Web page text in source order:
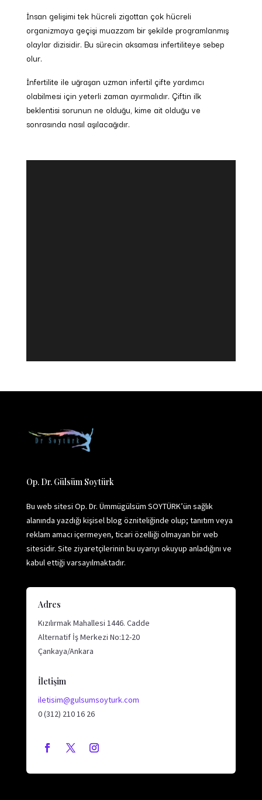
İnsan gelişimi tek hücreli zigottan çok hücreli
organizmaya geçişi muazzam bir şekilde programlanmış
olaylar dizisidir. Bu sürecin aksaması infertiliteye sebep
olur.
İnfertilite ile uğraşan uzman infertil çifte yardımcı
olabilmesi için yeterli zaman ayırmalıdır. Çiftin ilk
beklentisi sorunun ne olduğu, kime ait olduğu ve
sonrasında nasıl aşılacağıdır.
Op. Dr. Gülsüm Soytürk
Bu web sitesi Op. Dr. Ümmügülsüm SOYTÜRK’ün sağlık
alanında yazdığı kişisel blog özniteliğinde olup; tanıtım veya
reklam amacı içermeyen, ticari özelliği olmayan bir web
sitesidir. Site ziyaretçilerinin bu uyarıyı okuyup anladığını ve
kabul ettiği varsayılmaktadır.
Adres
Kızılırmak Mahallesi 1446. Cadde
Alternatif İş Merkezi No:12-20
Çankaya/Ankara
İletişim
iletisim@gulsumsoyturk.com
0 (312) 210 16 26